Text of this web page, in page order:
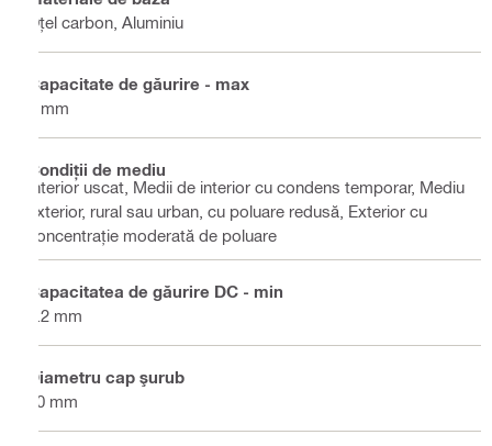
Oțel carbon, Aluminiu
Capacitate de găurire - max
2 mm
Condiții de mediu
Interior uscat, Medii de interior cu condens temporar, Mediu
exterior, rural sau urban, cu poluare redusă, Exterior cu
concentrație moderată de poluare
Capacitatea de găurire DC - min
1.2 mm
Diametru cap şurub
10 mm